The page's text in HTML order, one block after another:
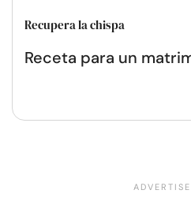
Recupera la chispa
Receta para un